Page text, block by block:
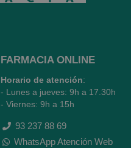
FARMACIA ONLINE
Horario de atención:
- Lunes a jueves: 9h a 17.30h
- Viernes: 9h a 15h
93 237 88 69
WhatsApp Atención Web